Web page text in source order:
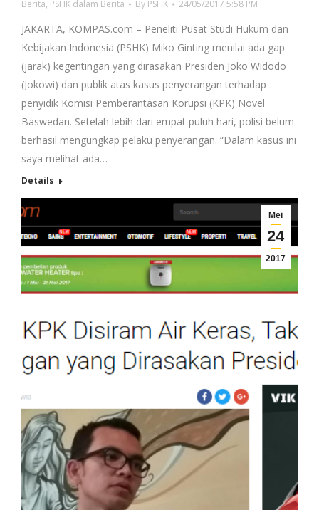
Berita, PSHK dalam Berita By PSHK 24/05/2017 5:58 PM
JAKARTA, KOMPAS.com – Peneliti Pusat Studi Hukum dan
Kebijakan Indonesia (PSHK) Miko Ginting menilai ada gap
(jarak) kegentingan yang dirasakan Presiden Joko Widodo
(Jokowi) dan publik atas kasus penyerangan terhadap
penyidik Komisi Pemberantasan Korupsi (KPK) Novel
Baswedan. Setelah lebih dari empat puluh hari, polisi belum
berhasil mengungkap pelaku penyerangan. “Dalam kasus ini
saya melihat ada…
Details
Mei
24
2017